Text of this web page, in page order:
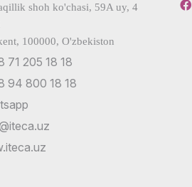
shoh ko'chasi, 59A uy, 4
100000, O'zbekiston
71 205 18 18
94 800 18 18